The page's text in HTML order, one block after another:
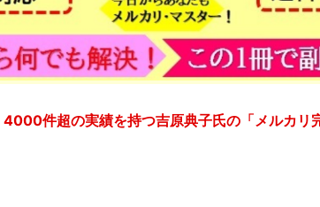
件超の実績を持つ吉原典子氏の「メルカリ